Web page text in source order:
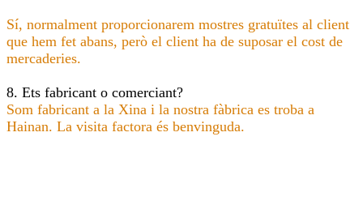
Sí, normalment proporcionarem mostres gratuïtes al client
que hem fet abans, però el client ha de suposar el cost de
mercaderies.
8. Ets fabricant o comerciant?
Som fabricant a la Xina i la nostra fàbrica es troba a
Hainan. La visita factora és benvinguda.